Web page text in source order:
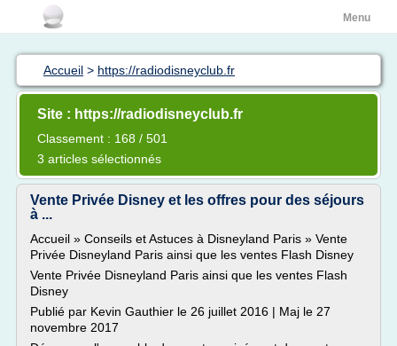
Menu
Accueil > https://radiodisneyclub.fr
Site : https://radiodisneyclub.fr
Classement : 168 / 501
3 articles sélectionnés
Vente Privée Disney et les offres pour des séjours
à ...
Accueil » Conseils et Astuces à Disneyland Paris » Vente
Privée Disneyland Paris ainsi que les ventes Flash Disney
Vente Privée Disneyland Paris ainsi que les ventes Flash
Disney
Publié par Kevin Gauthier le 26 juillet 2016 | Maj le 27
novembre 2017